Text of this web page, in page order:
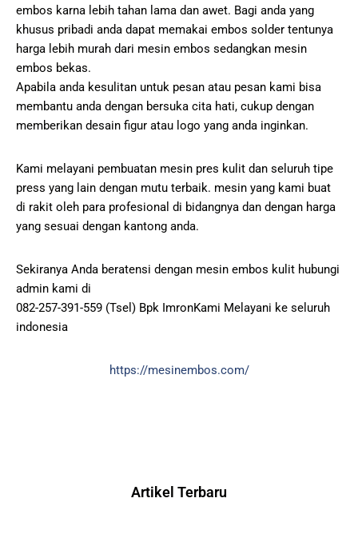
embos karna lebih tahan lama dan awet. Bagi anda yang
khusus pribadi anda dapat memakai embos solder tentunya
harga lebih murah dari mesin embos sedangkan mesin
embos bekas.
Apabila anda kesulitan untuk pesan atau pesan kami bisa
membantu anda dengan bersuka cita hati, cukup dengan
memberikan desain figur atau logo yang anda inginkan.
Kami melayani pembuatan mesin pres kulit dan seluruh tipe
press yang lain dengan mutu terbaik. mesin yang kami buat
di rakit oleh para profesional di bidangnya dan dengan harga
yang sesuai dengan kantong anda.
Sekiranya Anda beratensi dengan mesin embos kulit hubungi
admin kami di
082-257-391-559 (Tsel) Bpk ImronKami Melayani ke seluruh
indonesia
https://mesinembos.com/
Artikel Terbaru